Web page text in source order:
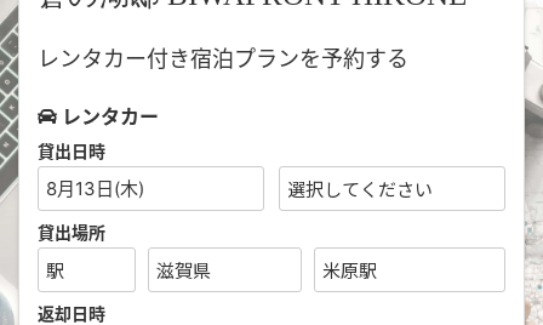
レンタカー付き宿泊プランを予約する
レンタカー
貸出日時
8月13日(木)
貸出場所
返却日時